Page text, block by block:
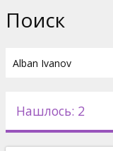
Новости
Поиск
Нашлось: 2